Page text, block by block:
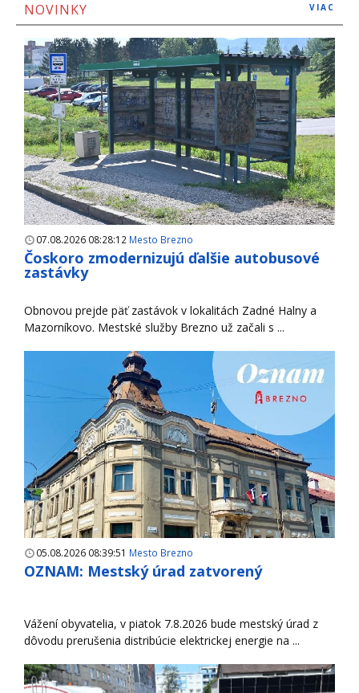
NOVINKY VIAC
07.08.2026 08:28:12 Mesto Brezno
Čoskoro zmodernizujú ďalšie autobusové
zastávky
Obnovou prejde päť zastávok v lokalitách Zadné Halny a
Mazorníkovo. Mestské služby Brezno už začali s ...
05.08.2026 08:39:51 Mesto Brezno
OZNAM: Mestský úrad zatvorený
Vážení obyvatelia, v piatok 7.8.2026 bude mestský úrad z
dôvodu prerušenia distribúcie elektrickej energie na ...